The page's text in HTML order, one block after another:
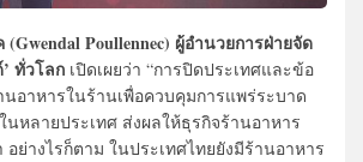
Poullennec) ผู้อำนวยการฝ่ายจัด
ทั่วโลก เปิดเผยว่า “การปิดประเทศและข้อ
นอาหารในร้านเพื่อควบคุมการแพร่ระบาด
นหลายประเทศ ส่งผลให้ธุรกิจร้านอาหาร
ย่างไรก็ตาม ในประเทศไทยยังมีร้านอาหาร